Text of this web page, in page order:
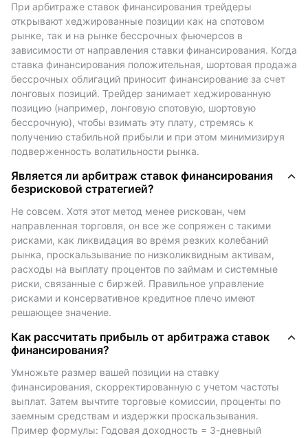
финансирования?
Ставки финансирования служат балансирующим
механизмом для рынков бессрочных фьючерсов. В
отличие от традиционных фьючерсов с датами
истечения срока действия, бессрочные фьючерсы
могут храниться неограниченное время. Для
поддержания фьючерсной цены вблизи спотовой
цены биржи внедряют механизм ставки
финансирования:
- Когда ставка финансирования положительная,
трейдеры, торгующие по лонговым позициям,
платят по шортовым.
- Когда ставка финансирования отрицательная,
шортовые трейдеры платят лонговым.
Ставка обычно обновляется каждые 8 часов и
отражает общие настроения рынка.
Положительная ставка финансирования
подразумевает бычий рынок; отрицательная
ставка финансирования часто сигнализирует о
медвежьих настроениях.
Арбитраж ставки финансирования
Данная стратегия предполагает открытие
хеджированных позиций как на спотовом рынке,
так и на рынке бессрочных фьючерсов на одной и
При арбитраже ставок финансирования трейдеры
открывают хеджированные позиции как на спотовом
рынке, так и на рынке бессрочных фьючерсов в
зависимости от направления ставки финансирования. Когда
ставка финансирования положительная, шортовая продажа
бессрочных облигаций приносит финансирование за счет
лонговых позиций. Трейдер занимает хеджированную
позицию (например, лонговую спотовую, шортовую
бессрочную), чтобы взимать эту плату, стремясь к
получению стабильной прибыли и при этом минимизируя
подверженность волатильности рынка.
Является ли арбитраж ставок финансирования
безрисковой стратегией?
Не совсем. Хотя этот метод менее рискован, чем
направленная торговля, он все же сопряжен с такими
рисками, как ликвидация во время резких колебаний
рынка, проскальзывание по низколиквидным активам,
расходы на выплату процентов по займам и системные
риски, связанные с биржей. Правильное управление
рисками и консервативное кредитное плечо имеют
решающее значение.
Как рассчитать прибыль от арбитража ставок
финансирования?
Умножьте размер вашей позиции на ставку
финансирования, скорректированную с учетом частоты
выплат. Затем вычтите торговые комиссии, проценты по
заемным средствам и издержки проскальзывания.
Пример формулы: Годовая доходность = 3-дневный